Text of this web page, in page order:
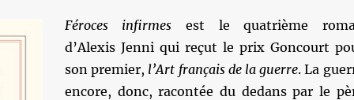
Féroces infirmesest le quatrième
d’Alexis Jenni qui reçut le prix Goncourt
son premier, l’Art français de la guerre. La
encore, donc, racontée du dedans par le